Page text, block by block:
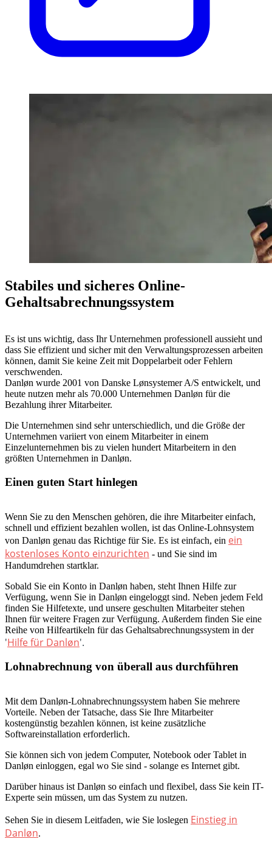
Stabiles und sicheres Online-
Gehaltsabrechnungssystem
Es ist uns wichtig, dass Ihr Unternehmen professionell aussieht und
dass Sie effizient und sicher mit den Verwaltungsprozessen arbeiten
können, damit Sie keine Zeit mit Doppelarbeit oder Fehlern
verschwenden.
Danløn wurde 2001 von Danske Lønsystemer A/S entwickelt, und
heute nutzen mehr als 70.000 Unternehmen Danløn für die
Bezahlung ihrer Mitarbeiter.
Die Unternehmen sind sehr unterschiedlich, und die Größe der
Unternehmen variiert von einem Mitarbeiter in einem
Einzelunternehmen bis zu vielen hundert Mitarbeitern in den
größten Unternehmen in Danløn.
Einen guten Start hinlegen
Wenn Sie zu den Menschen gehören, die ihre Mitarbeiter einfach,
schnell und effizient bezahlen wollen, ist das Online-Lohnsystem
von Danløn genau das Richtige für Sie. Es ist einfach, ein ein
kostenloses Konto einzurichten - und Sie sind im
Handumdrehen startklar.
Sobald Sie ein Konto in Danløn haben, steht Ihnen Hilfe zur
Verfügung, wenn Sie in Danløn eingeloggt sind. Neben jedem Feld
finden Sie Hilfetexte, und unsere geschulten Mitarbeiter stehen
Ihnen für weitere Fragen zur Verfügung. Außerdem finden Sie eine
Reihe von Hilfeartikeln für das Gehaltsabrechnungssystem in der
'Hilfe für Danløn'.
Lohnabrechnung von überall aus durchführen
Mit dem Danløn-Lohnabrechnungssystem haben Sie mehrere
Vorteile. Neben der Tatsache, dass Sie Ihre Mitarbeiter
kostengünstig bezahlen können, ist keine zusätzliche
Softwareinstallation erforderlich.
Sie können sich von jedem Computer, Notebook oder Tablet in
Danløn einloggen, egal wo Sie sind - solange es Internet gibt.
Darüber hinaus ist Danløn so einfach und flexibel, dass Sie kein IT-
Experte sein müssen, um das System zu nutzen.
Sehen Sie in diesem Leitfaden, wie Sie loslegen Einstieg in
Danløn.